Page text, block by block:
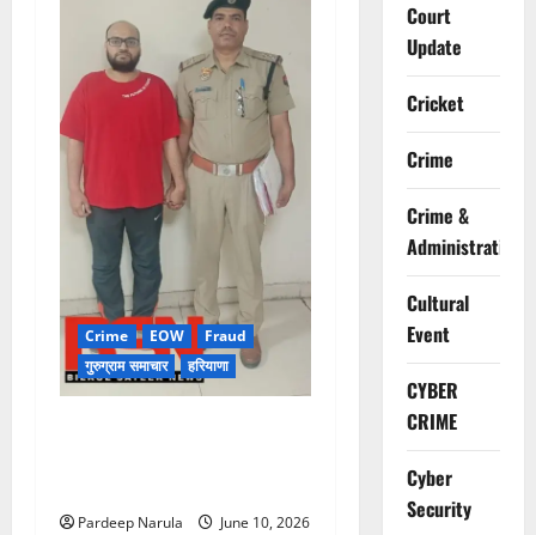
Crime EOW
Fraud
गुरुग्राम समाचार
हरियाणा
Pardeep Narula
June 10, 2026
Court
Update
Cricket
Crime
Crime &
Administration
Cultural
Event
CYBER
CRIME
Cyber
Security